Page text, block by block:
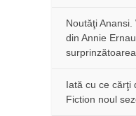
Noutăţi
din Annie
Iată cu ce cărţi
Fiction noul